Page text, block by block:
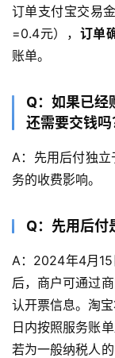
订单支付宝交易
=0.4元）， 订单
账单。
Q：如果已经
还需要交钱吗
A：先用后付独
务的收费影响。
Q：先用后付
A：2024年4月
后，商户可通过
认开票信息。淘
日内按照服务账
若为一般纳税人